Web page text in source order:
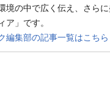
境の中で広く伝え、さら
」です。
編集部の記事一覧はこちら